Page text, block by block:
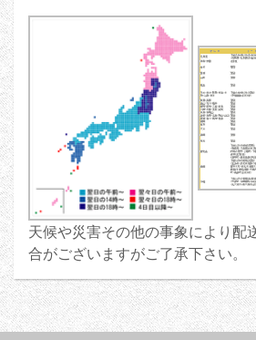
天候や災害その他の事象により配
合がございますがご了承下さい。